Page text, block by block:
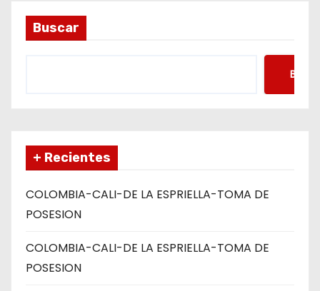
d
a
Buscar
+ Recientes
COLOMBIA-CALI-DE LA ESPRIELLA-TOMA DE
POSESION
COLOMBIA-CALI-DE LA ESPRIELLA-TOMA DE
POSESION